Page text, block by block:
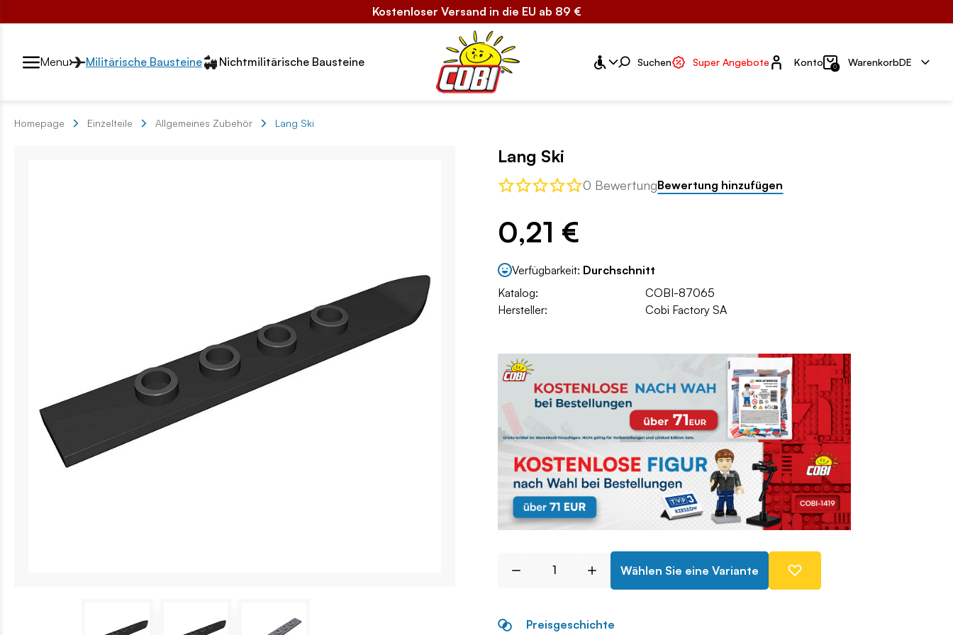
Kostenloser Versand in die EU ab 89 €
Przełącznik segmentów2
Menu Militärische Bausteine Nichtmilitärische Bausteine Suchen Super Angebote Konto
Konto 0 WarenkorbDE
Homepage Einzelteile Allgemeines Zubehör Lang Ski
Lang Ski
0 BewertungBewertung hinzufügen
0,21 €
Verfügbarkeit: Durchschnitt
Katalog:
COBI-87065
Hersteller:
Cobi Factory SA
Wählen Sie eine Variante
Preisgeschichte